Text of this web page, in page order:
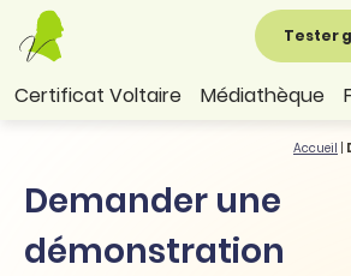
Tester
Certificat Voltaire Médiathèque
Accueil
Demander une
démonstration